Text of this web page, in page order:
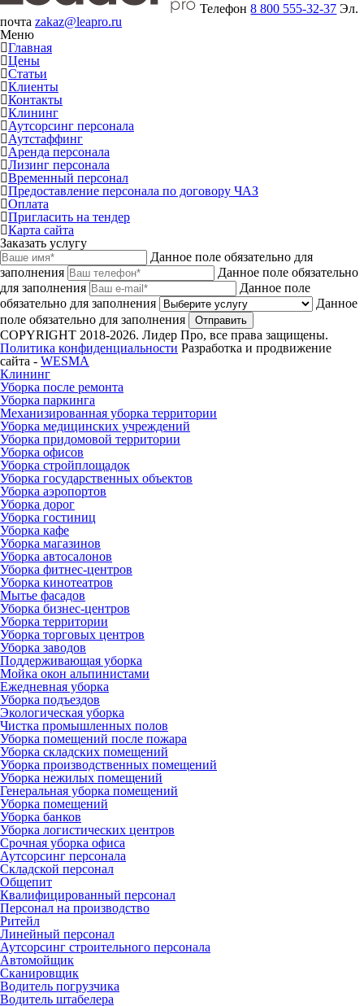
Телефон8 800 555-32-37 Эл.
почта zakaz@leapro.ru
Меню
Главная
Цены
Статьи
Клиенты
Контакты
Клининг
Аутсорсинг персонала
Аутстаффинг
Аренда персонала
Лизинг персонала
Временный персонал
Предоставление персонала по договору ЧАЗ
Оплата
Пригласить на тендер
Карта сайта
Заказать услугу
Данное поле обязательно для
заполнения
Данное поле обязательно
для заполнения
Данное поле
обязательно для заполнения
Данное
поле обязательно для заполнения
Отправить
COPYRIGHT 2018-2026. Лидер Про, все права защищены.
Политика конфиденциальности Разработка и продвижение
сайта - WESMA
Клининг
Уборка после ремонта
Уборка паркинга
Механизированная уборка территории
Уборка медицинских учреждений
Уборка придомовой территории
Уборка офисов
Уборка стройплощадок
Уборка государственных объектов
Уборка аэропортов
Уборка дорог
Уборка гостиниц
Уборка кафе
Уборка магазинов
Уборка автосалонов
Уборка фитнес-центров
Уборка кинотеатров
Мытье фасадов
Уборка бизнес-центров
Уборка территории
Уборка торговых центров
Уборка заводов
Поддерживающая уборка
Мойка окон альпинистами
Ежедневная уборка
Уборка подъездов
Экологическая уборка
Чистка промышленных полов
Уборка помещений после пожара
Уборка складских помещений
Уборка производственных помещений
Уборка нежилых помещений
Генеральная уборка помещений
Уборка помещений
Уборка банков
Уборка логистических центров
Срочная уборка офиса
Аутсорсинг персонала
Складской персонал
Общепит
Квалифицированный персонал
Персонал на производство
Ритейл
Линейный персонал
Аутсорсинг строительного персонала
Автомойщик
Сканировщик
Водитель погрузчика
Водитель штабелера